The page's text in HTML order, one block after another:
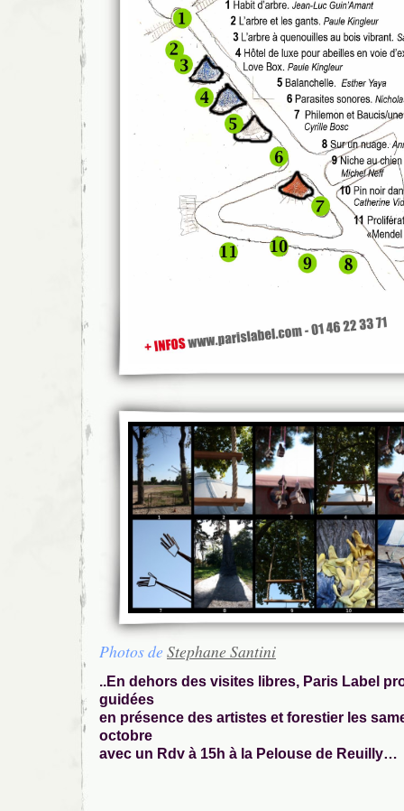
Photos de Stephane Santini
..En dehors des visites libres, Paris Label
guidées
en présence des artistes et forestier les
octobre
avec un Rdv à 15h à la Pelouse de Reuilly…